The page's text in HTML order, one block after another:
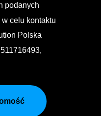
podanych
celu kontaktu
Polska